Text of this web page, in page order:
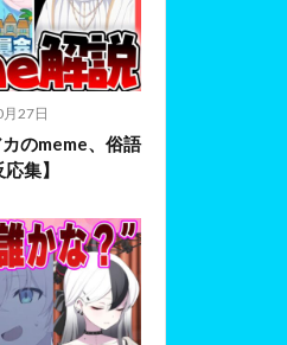
27日
のmeme、俗語
集】